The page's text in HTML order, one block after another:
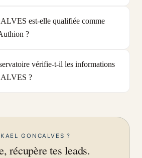
est-elle qualifiée comme
?
vérifie-t-il les informations
?
GONCALVES ?
récupère tes leads.